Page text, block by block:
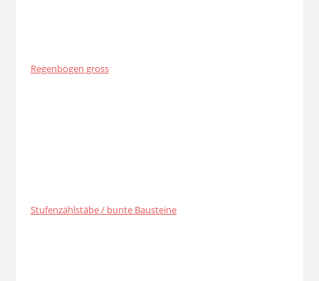
Regenbogen gross
Stufenzählstäbe / bunte Bausteine